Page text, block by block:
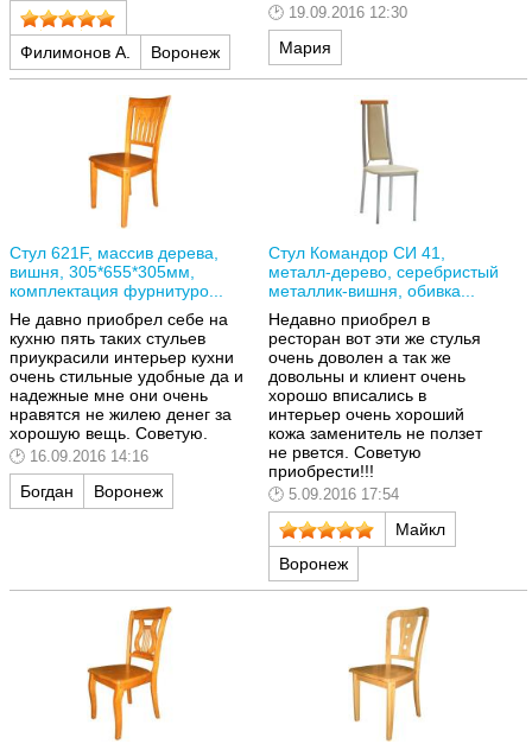
Филимонов А. Воронеж
19.09.2016 12:30
Мария
Стул 621F, массив дерева,
вишня, 305*655*305мм,
комплектация фурнитуро...
Не давно приобрел себе на
кухню пять таких стульев
приукрасили интерьер кухни
очень стильные удобные да и
надежные мне они очень
нравятся не жилею денег за
хорошую вещь. Советую.
16.09.2016 14:16
Богдан Воронеж
Стул Командор СИ 41,
металл-дерево, серебристый
металлик-вишня, обивка...
Недавно приобрел в
ресторан вот эти же стулья
очень доволен а так же
довольны и клиент очень
хорошо вписались в
интерьер очень хороший
кожа заменитель не ползет
не рвется. Советую
приобрести!!!
5.09.2016 17:54
Майкл
Воронеж